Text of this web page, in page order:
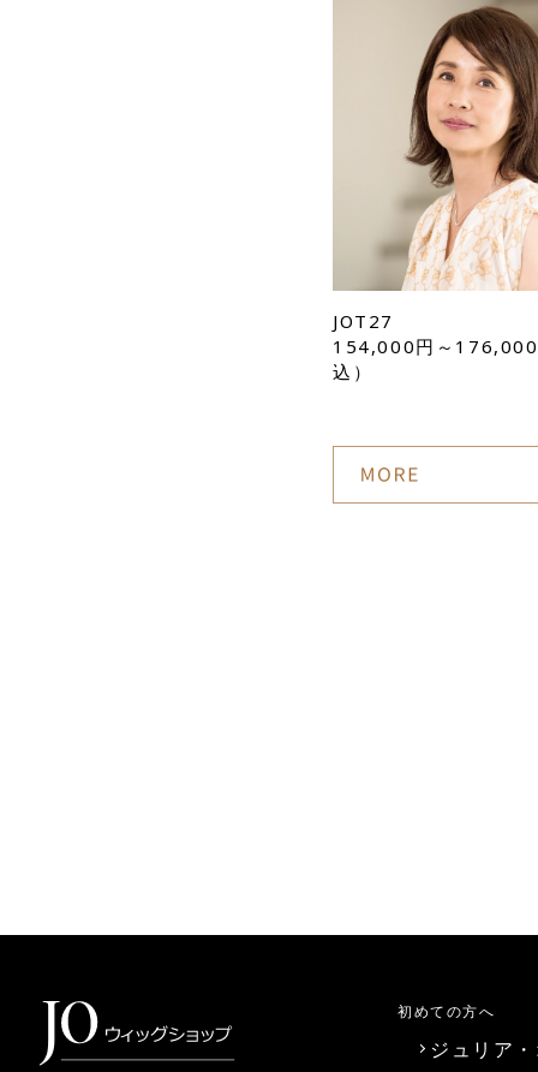
JOT27
154,000円～176,000
込）
初めての方へ
ジュリア